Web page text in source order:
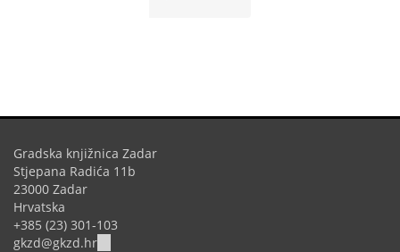
Gradska knjižnica Zadar
Stjepana Radića 11b
23000 Zadar
Hrvatska
+385 (23) 301-103
gkzd@gkzd.hr